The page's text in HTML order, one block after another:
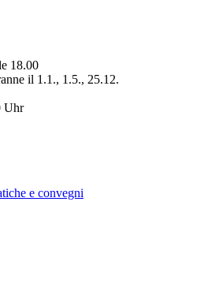
18.00
il 1.1., 1.5., 25.12.
Uhr
e convegni